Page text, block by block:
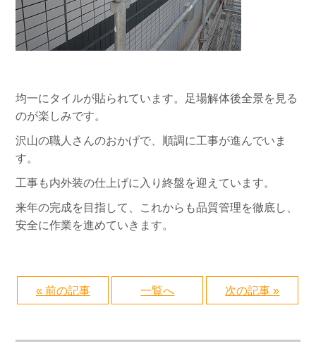
均一にタイルが貼られています。足場解体後全景を見る
のが楽しみです。
沢山の職人さんのおかげで、順調に工事が進んでいま
す。
工事も内外装の仕上げに入り終盤を迎えています。
来年の完成を目指して、これからも品質管理を徹底し、
安全に作業を進めていきます。
« 前の記事 一覧へ 次の記事 »